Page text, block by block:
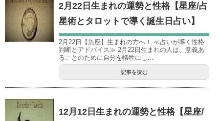
2月22日生まれの運勢と性格【星座/占
星術とタロットで導く誕生日占い】
2月22日【魚座】生まれの方へ！ ≪占いが導く性格
判断とアドバイス≫ 2月22日生まれの人は、意義あ
ることのために自分を犠牲にし...
記事を読む
12月12日生まれの運勢と性格【星座/